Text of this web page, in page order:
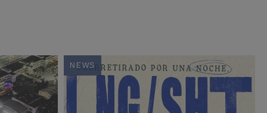
NEWS